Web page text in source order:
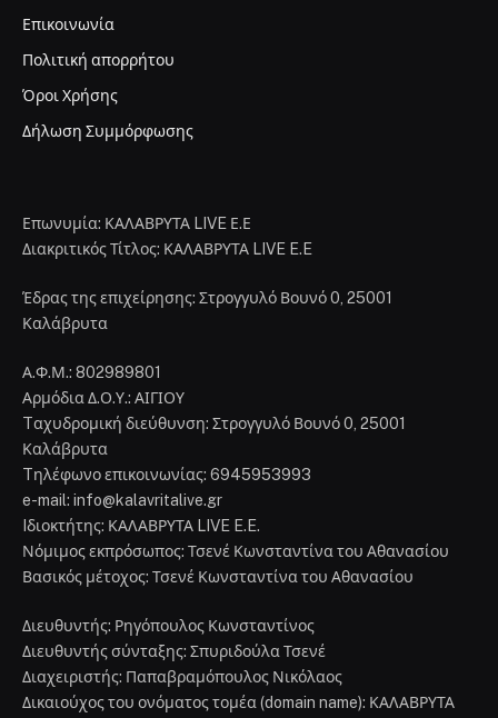
Επικοινωνία
Πολιτική απορρήτου
Όροι Χρήσης
Δήλωση Συμμόρφωσης
Επωνυμία: ΚΑΛΑΒΡΥΤΑ LIVE Ε.Ε
Διακριτικός Τίτλος: ΚΑΛΑΒΡΥΤΑ LIVE E.E
Έδρας της επιχείρησης: Στρογγυλό Βουνό 0, 25001
Καλάβρυτα
Α.Φ.Μ.: 802989801
Αρμόδια Δ.Ο.Υ.: ΑΙΓΙΟΥ
Tαχυδρομική διεύθυνση: Στρογγυλό Βουνό 0, 25001
Καλάβρυτα
Tηλέφωνο επικοινωνίας: 6945953993
e-mail: info@kalavritalive.gr
Iδιοκτήτης: ΚΑΛΑΒΡΥΤΑ LIVE E.E.
Νόμιμος εκπρόσωπος: Τσενέ Κωνσταντίνα του Αθανασίου
Βασικός μέτοχος: Τσενέ Κωνσταντίνα του Αθανασίου
Διευθυντής: Ρηγόπουλος Κωνσταντίνος
Διευθυντής σύνταξης: Σπυριδούλα Τσενέ
Διαχειριστής: Παπαβραμόπουλος Νικόλαος
Δικαιούχος του ονόματος τομέα (domain name): ΚΑΛΑΒΡΥΤΑ